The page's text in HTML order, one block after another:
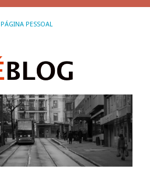
PÁGINA PESSOAL